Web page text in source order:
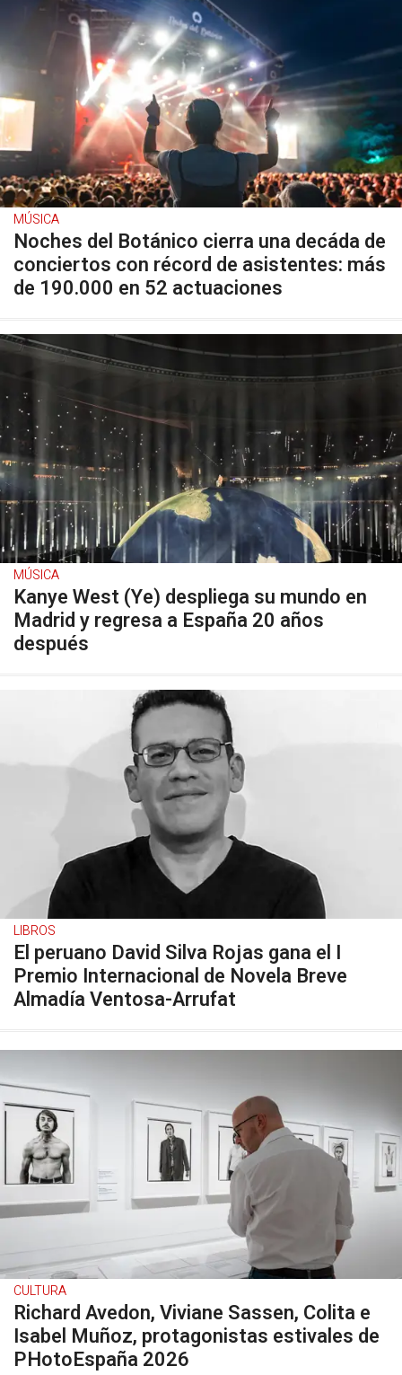
MÚSICA
Noches del Botánico cierra una decáda de
conciertos con récord de asistentes: más
de 190.000 en 52 actuaciones
MÚSICA
Kanye West (Ye) despliega su mundo en
Madrid y regresa a España 20 años
después
LIBROS
El peruano David Silva Rojas gana el I
Premio Internacional de Novela Breve
Almadía Ventosa-Arrufat
CULTURA
Richard Avedon, Viviane Sassen, Colita e
Isabel Muñoz, protagonistas estivales de
PHotoEspaña 2026